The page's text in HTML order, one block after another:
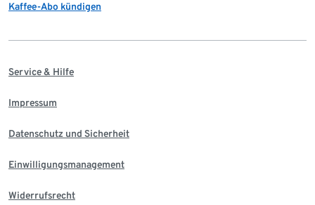
Kaffee-Abo kündigen
Service & Hilfe
Impressum
Datenschutz und Sicherheit
Einwilligungsmanagement
Widerrufsrecht